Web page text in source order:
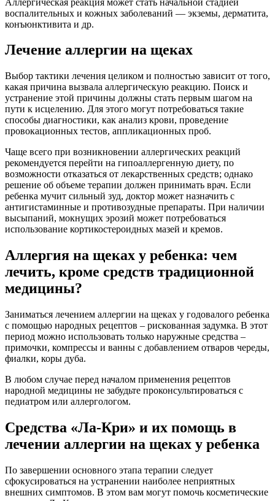
воспалительных и кожных заболеваний — экземы, дерматита,
конъюнктивита и др.
Лечение аллергии на щеках
Выбор тактики лечения целиком и полностью зависит от того,
какая причина вызвала аллергическую реакцию. Поиск и
устранение этой причины должны стать первым шагом на
пути к исцелению. Для этого могут потребоваться такие
способы диагностики, как анализ крови, проведение
провокационных тестов, аппликационных проб.
Чаще всего при возникновении аллергических реакций
рекомендуется перейти на гипоаллергенную диету, по
возможности отказаться от лекарственных средств; однако
решение об объеме терапии должен принимать врач. Если
ребенка мучит сильный зуд, доктор может назначить с
антигистаминные и противозудные препараты. При наличии
высыпаний, мокнущих эрозий может потребоваться
использование кортикостероидных мазей и кремов.
Аллергия на щеках у ребенка: чем
лечить, кроме средств традиционной
медицины?
Заниматься лечением аллергии на щеках у годовалого ребенка
с помощью народных рецептов – рискованная задумка. В этот
период можно использовать только наружные средства –
примочки, компрессы и ванны с добавлением отваров череды,
фиалки, коры дуба.
В любом случае перед началом применения рецептов
народной медицины не забудьте проконсультироваться с
педиатром или аллергологом.
Средства «Ла-Кри» и их помощь в
лечении аллергии на щеках у ребенка
По завершении основного этапа терапии следует
сфокусироваться на устранении наиболее неприятных
внешних симптомов. В этом вам могут помочь косметические